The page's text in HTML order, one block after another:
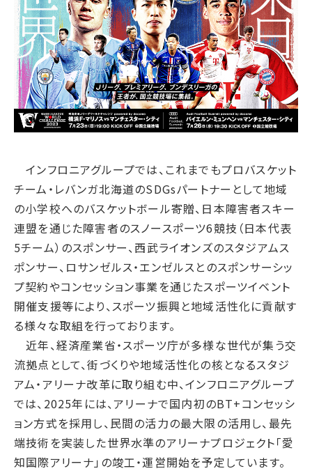
コンプライアンス
リスクマネジメント
情報セキュリティ
ガバナンスデータ
地球への配当
サステナブルファイナンス
GRIスタンダード対照表
統合報告書ダウンロード
インフロニアグループでは、これまでもプロバスケット
チーム・レバンガ北海道のSDGsパートナーとして地域
の小学校へのバスケットボール寄贈、日本障害者スキー
連盟を通じた障害者のスノースポーツ6競技（日本代表
5チーム）のスポンサー、西武ライオンズのスタジアムス
ポンサー、ロサンゼルス・エンゼルスとのスポンサーシッ
プ契約やコンセッション事業を通じたスポーツイベント
開催支援等により、スポーツ振興と地域活性化に貢献す
る様々な取組を行っております。
近年、経済産業省・スポーツ庁が多様な世代が集う交
流拠点として、街づくりや地域活性化の核となるスタジ
アム・アリーナ改革に取り組む中、インフロニアグループ
では、2025年には、アリーナで国内初のBT+コンセッシ
ョン方式を採用し、民間の活力の最大限の活用し、最先
端技術を実装した世界水準のアリーナプロジェクト「愛
知国際アリーナ」の竣工・運営開始を予定しています。